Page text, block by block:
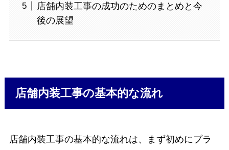
店舗内装工事の成功のためのまとめと今
後の展望
店舗内装工事の基本的な流れ
店舗内装工事の基本的な流れは、まず初めにプラ